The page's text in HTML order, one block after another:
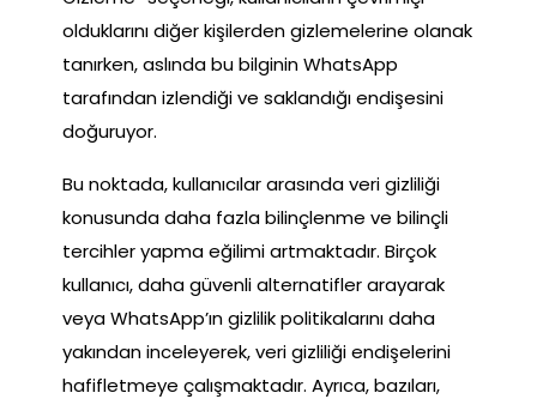
olduklarını diğer kişilerden gizlemelerine olanak
tanırken, aslında bu bilginin WhatsApp
tarafından izlendiği ve saklandığı endişesini
doğuruyor.
Bu noktada, kullanıcılar arasında veri gizliliği
konusunda daha fazla bilinçlenme ve bilinçli
tercihler yapma eğilimi artmaktadır. Birçok
kullanıcı, daha güvenli alternatifler arayarak
veya WhatsApp’ın gizlilik politikalarını daha
yakından inceleyerek, veri gizliliği endişelerini
hafifletmeye çalışmaktadır. Ayrıca, bazıları,